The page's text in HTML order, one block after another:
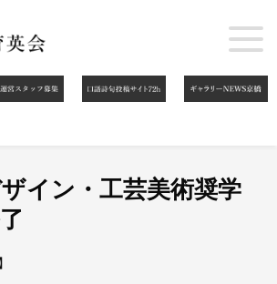
イン・工芸美術奨学